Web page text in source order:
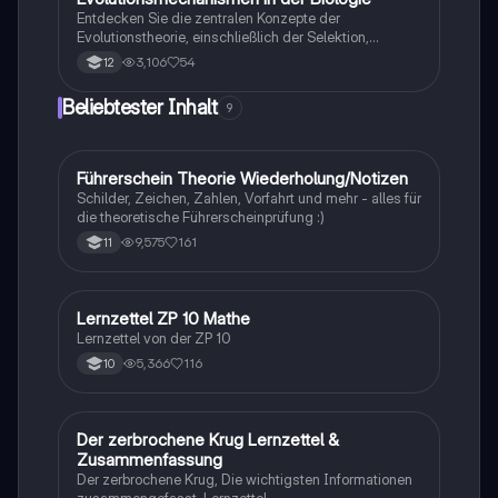
Entdecken Sie die zentralen Konzepte der
Evolutionstheorie, einschließlich der Selektion,
Isolationsmechanismen und Evolutionsfaktoren wie
Mutation und Rekombination. Diese
Zusammenfassung bietet einen klaren Überblick über
die verschiedenen Selektionsarten und die
im Grundkurs.
12 3,106 54
Beliebtester Inhalt 9
Lerntipps
Führerschein Theorie Wiederholung/Notizen
Schilder, Zeichen, Zahlen, Vorfahrt und mehr - alles für
die theoretische Führerscheinprüfung :)
11 9,575 161
Mathe
Lernzettel ZP 10 Mathe
Lernzettel von der ZP 10
10 5,366 116
Deutsch
Der zerbrochene Krug Lernzettel &
Zusammenfassung
Der zerbrochene Krug, Die wichtigsten Informationen